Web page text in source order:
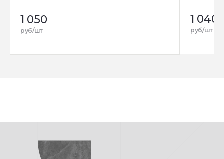
1 050
руб/шт
1 040
руб/шт